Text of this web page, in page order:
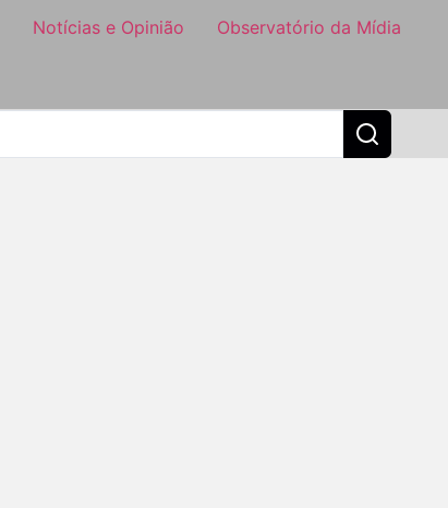
Notícias e Opinião Observatório da Mídia